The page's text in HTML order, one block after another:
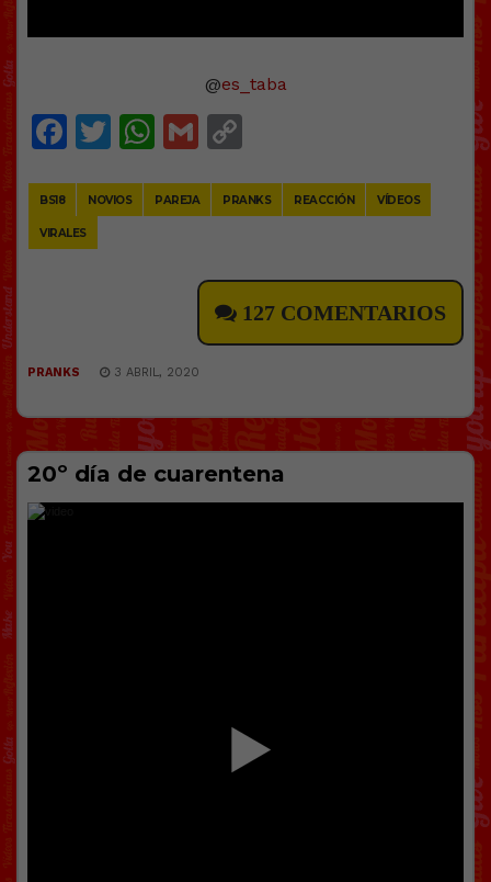
@es_taba
Facebook
Twitter
WhatsApp
Gmail
BS18 NOVIOS PAREJA PRANKS REACCIÓN VÍDEOS
VIRALES
127 COMENTARIOS
PRANKS 3 ABRIL, 2020
20º día de cuarentena